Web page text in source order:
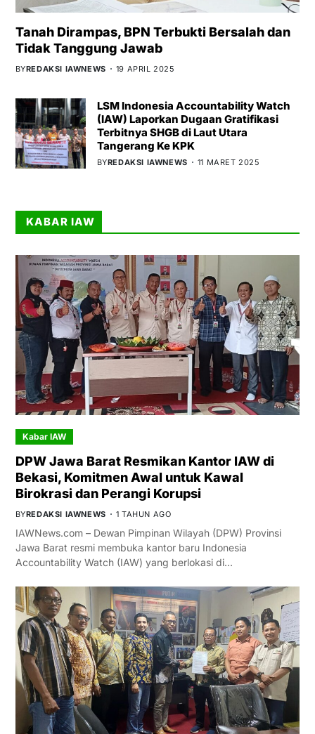
Tanah Dirampas, BPN Terbukti Bersalah dan
Tidak Tanggung Jawab
BYREDAKSI IAWNEWS 19 APRIL 2025
LSM Indonesia Accountability Watch
(IAW) Laporkan Dugaan Gratifikasi
Terbitnya SHGB di Laut Utara
Tangerang Ke KPK
BYREDAKSI IAWNEWS 11 MARET 2025
KABAR IAW
Kabar IAW
DPW Jawa Barat Resmikan Kantor IAW di
Bekasi, Komitmen Awal untuk Kawal
Birokrasi dan Perangi Korupsi
BYREDAKSI IAWNEWS 1 TAHUN AGO
IAWNews.com – Dewan Pimpinan Wilayah (DPW) Provinsi
Jawa Barat resmi membuka kantor baru Indonesia
Accountability Watch (IAW) yang berlokasi di…